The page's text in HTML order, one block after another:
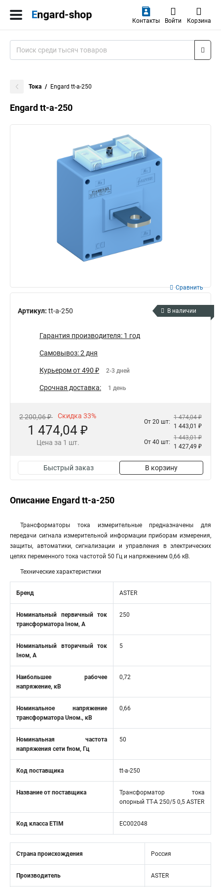
Контакты Войти Корзина
Тока Engard tt-a-250
Engard tt-a-250
Артикул: tt-a-250
Сравнить
В наличии
Гарантия производителя: 1 год
Самовывоз: 2 дня
Курьером от 490 ₽ 2-3 дней
Срочная доставка: 1 день
2 200,06 ₽ Скидка 33%
1 474,04 ₽
Цена за 1 шт.
От 20 шт:
1 474,04 ₽
1 443,01 ₽
От 40 шт:
1 443,01 ₽
1 427,49 ₽
Быстрый заказ В корзину
Описание Engard tt-a-250
Трансформаторы тока измерительные предназначены для
передачи сигнала измерительной информации приборам измерения,
защиты, автоматики, сигнализации и управления в электрических
цепях переменного тока частотой 50 Гц и напряжением 0,66 кВ.
Технические характеристики
Бренд ASTER
Номинальный первичный ток
трансформатора Iном, А
250
Номинальный вторичный ток
Iном, А
5
Наибольшее рабочее
напряжение, кВ
0,72
Номинальное напряжение
трансформатора Uном., кВ
0,66
Номинальная частота
напряжения сети fном, Гц
50
Код поставщика tt-a-250
Название от поставщика
Трансформатор тока
опорный ТТ-A 250/5 0,5 ASTER
Код класса ETIM EC002048
Страна происхождения Россия
Производитель ASTER